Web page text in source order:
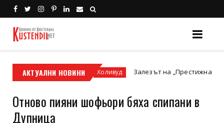
АКТУАЛНИ НОВИНИ
или ATV? Холивуд Залезът на „Престижната
Отново пияни шофьори бяха спипани в
Дупница